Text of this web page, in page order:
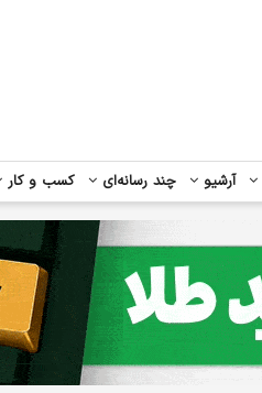
آرشیو چند رسانه‌ای کسب و کار